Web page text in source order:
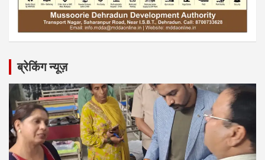
ब्रेकिंग न्यूज़